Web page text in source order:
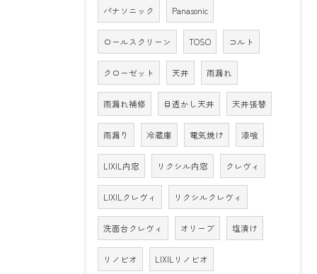
パナソニック Panasonic
ロールスクリーン TOSO コルト
クローゼット 天井 雨漏れ
雨漏れ補修 目透かし天井 天井張替
雨漏り 冷蔵庫 電気焼け 漆喰
LIXIL内窓 リクシル内窓 クレヴィ
LIXILクレヴィ リクシルクレヴィ
洗面台クレヴィ オリーブ 塩漬け
リノビオ LIXILリノビオ